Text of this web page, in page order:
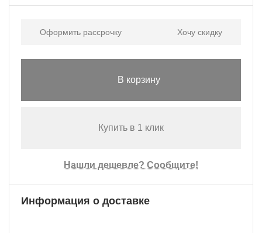
Оформить рассрочку Хочу скидку
В корзину
Купить в 1 клик
Нашли дешевле? Сообщите!
Информация о доставке